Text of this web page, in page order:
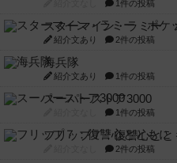
1件の投稿
スターマイン・ラミー
紹介文あり 2件の投稿
海兵隊
紹介文あり 1件の投稿
スーパーストア3000
1件の投稿
フリップ７：復讐心とと
2件の投稿